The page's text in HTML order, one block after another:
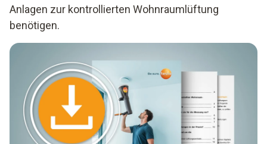
Anlagen zur kontrollierten Wohnraumlüftung
benötigen.